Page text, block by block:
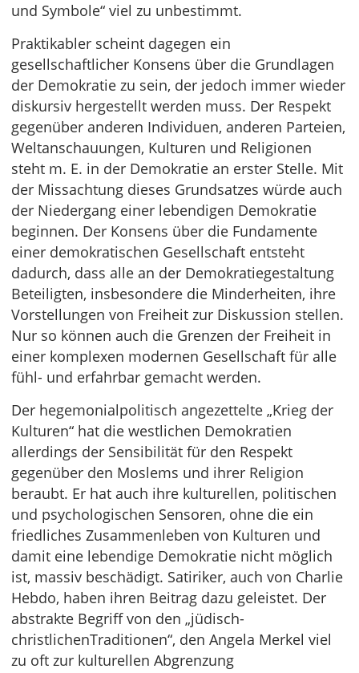
und Symbole“ viel zu unbestimmt.
Praktikabler scheint dagegen ein
gesellschaftlicher Konsens über die Grundlagen
der Demokratie zu sein, der jedoch immer wieder
diskursiv hergestellt werden muss. Der Respekt
gegenüber anderen Individuen, anderen Parteien,
Weltanschauungen, Kulturen und Religionen
steht m. E. in der Demokratie an erster Stelle. Mit
der Missachtung dieses Grundsatzes würde auch
der Niedergang einer lebendigen Demokratie
beginnen. Der Konsens über die Fundamente
einer demokratischen Gesellschaft entsteht
dadurch, dass alle an der Demokratiegestaltung
Beteiligten, insbesondere die Minderheiten, ihre
Vorstellungen von Freiheit zur Diskussion stellen.
Nur so können auch die Grenzen der Freiheit in
einer komplexen modernen Gesellschaft für alle
fühl- und erfahrbar gemacht werden.
Der hegemonialpolitisch angezettelte „Krieg der
Kulturen“ hat die westlichen Demokratien
allerdings der Sensibilität für den Respekt
gegenüber den Moslems und ihrer Religion
beraubt. Er hat auch ihre kulturellen, politischen
und psychologischen Sensoren, ohne die ein
friedliches Zusammenleben von Kulturen und
damit eine lebendige Demokratie nicht möglich
ist, massiv beschädigt. Satiriker, auch von Charlie
Hebdo, haben ihren Beitrag dazu geleistet. Der
abstrakte Begriff von den „jüdisch-
christlichenTraditionen“, den Angela Merkel viel
zu oft zur kulturellen Abgrenzung